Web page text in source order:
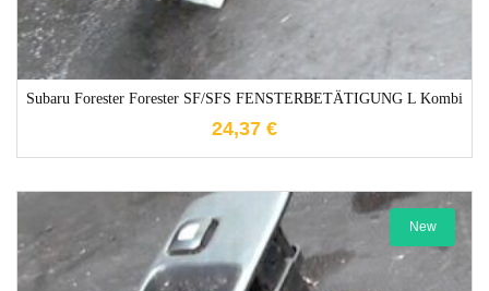
Subaru Forester Forester SF/SFS FENSTERBETÄTIGUNG L Kombi
24,37 €
New